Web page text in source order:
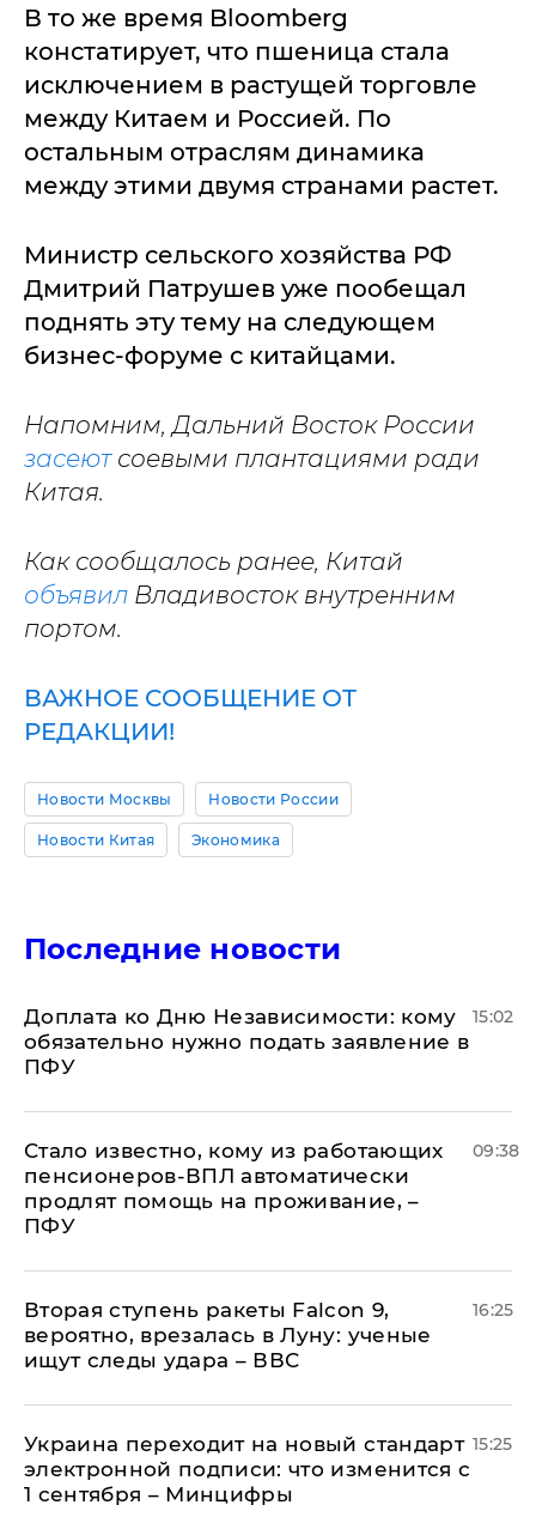
В то же время Bloomberg
констатирует, что пшеница стала
исключением в растущей торговле
между Китаем и Россией. По
остальным отраслям динамика
между этими двумя странами растет.
Министр сельского хозяйства РФ
Дмитрий Патрушев уже пообещал
поднять эту тему на следующем
бизнес-форуме с китайцами.
Напомним, Дальний Восток России
засеютсоевыми плантациями ради
Китая.
Как сообщалось ранее, Китай
объявил Владивосток внутренним
портом.
ВАЖНОЕ СООБЩЕНИЕ ОТ
РЕДАКЦИИ!
Новости Москвы Новости России
Новости Китая Экономика
Последние новости
Доплата ко Дню Независимости: кому
обязательно нужно подать заявление в
ПФУ
15:02
Стало известно, кому из работающих
пенсионеров-ВПЛ автоматически
продлят помощь на проживание, –
ПФУ
09:38
Вторая ступень ракеты Falcon 9,
вероятно, врезалась в Луну: ученые
ищут следы удара – ВВС
16:25
Украина переходит на новый стандарт
электронной подписи: что изменится с
1 сентября – Минцифры
15:25